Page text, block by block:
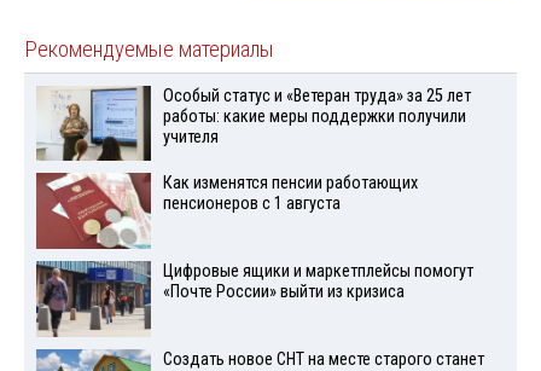
Рекомендуемые материалы
Особый статус и «Ветеран труда» за 25 лет
работы: какие меры поддержки получили
учителя
Как изменятся пенсии работающих
пенсионеров с 1 августа
Цифровые ящики и маркетплейсы помогут
«Почте России» выйти из кризиса
Создать новое СНТ на месте старого станет